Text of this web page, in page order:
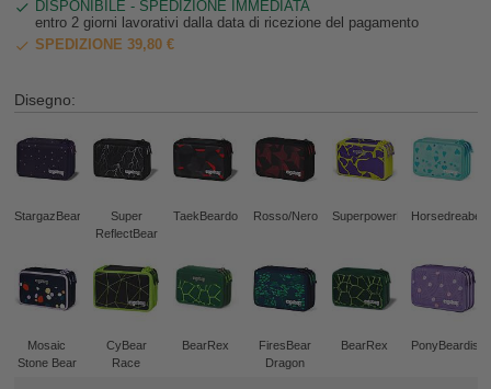
DISPONIBILE - SPEDIZIONE IMMEDIATA
entro 2 giorni lavorativi dalla data di ricezione del pagamento
SPEDIZIONE 39,80 €
Disegno:
StargazBear
Super
ReflectBear
TaekBeardo Rosso/Nero SuperpowerBear
Mosaic
Stone Bear
CyBear
Race
BearRex
FiresBear
Dragon
BearRex PonyBeardise